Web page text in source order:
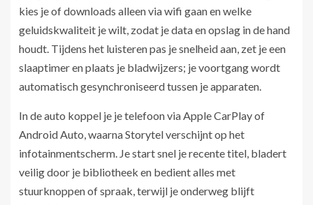
kies je of downloads alleen via wifi gaan en welke
geluidskwaliteit je wilt, zodat je data en opslag in de hand
houdt. Tijdens het luisteren pas je snelheid aan, zet je een
slaaptimer en plaats je bladwijzers; je voortgang wordt
automatisch gesynchroniseerd tussen je apparaten.
In de auto koppel je je telefoon via Apple CarPlay of
Android Auto, waarna Storytel verschijnt op het
infotainmentscherm. Je start snel je recente titel, bladert
veilig door je bibliotheek en bedient alles met
stuurknoppen of spraak, terwijl je onderweg blijft